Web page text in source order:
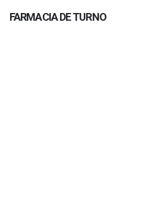
FARMACIA DE TURNO